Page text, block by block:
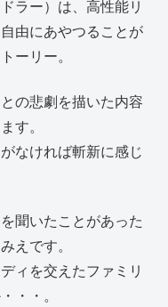
ラー）は、高性能リ
由にあやつることが
ーリー。
の悲劇を描いた内容
す。
なければ斬新に感じ
聞いたことがあった
えです。
ィを交えたファミリ
・・。